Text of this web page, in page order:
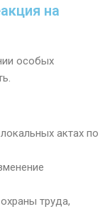
на
особых
актах по
труда,